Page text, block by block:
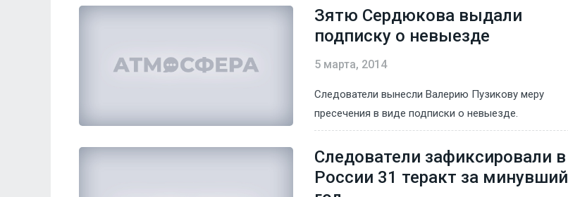
Зятю Сердюкова выдали
подписку о невыезде
5 марта, 2014
Следователи вынесли Валерию Пузикову меру
пресечения в виде подписки о невыезде.
Следователи зафиксировали в
России 31 теракт за минувший